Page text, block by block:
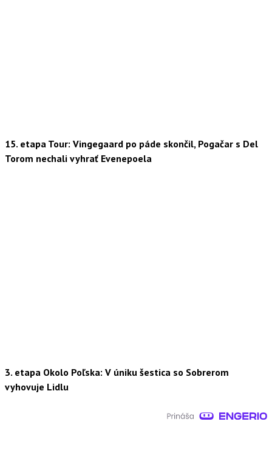
15. etapa Tour: Vingegaard po páde skončil, Pogačar s Del
Torom nechali vyhrať Evenepoela
3. etapa Okolo Poľska: V úniku šestica so Sobrerom
vyhovuje Lidlu